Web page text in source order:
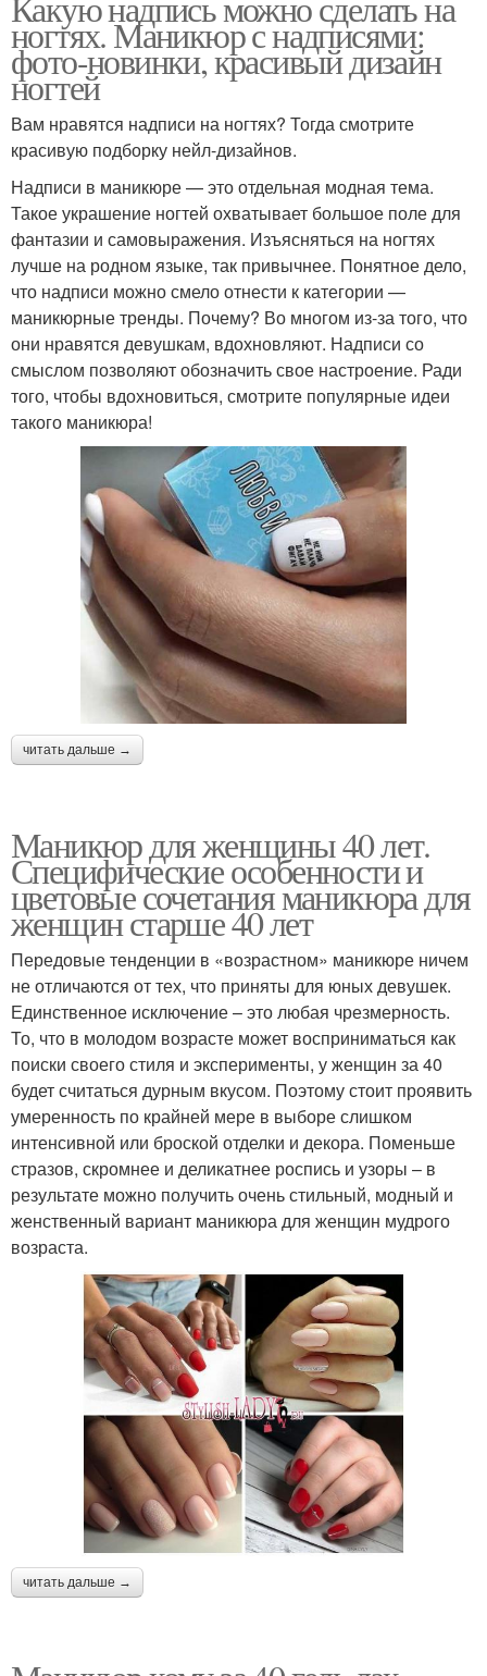
ногтях. Маникюр с надписями:
фото-новинки, красивый дизайн
ногтей
Вам нравятся надписи на ногтях? Тогда смотрите
красивую подборку нейл-дизайнов.
Надписи в маникюре — это отдельная модная тема.
Такое украшение ногтей охватывает большое поле для
фантазии и самовыражения. Изъясняться на ногтях
лучше на родном языке, так привычнее. Понятное дело,
что надписи можно смело отнести к категории —
маникюрные тренды. Почему? Во многом из-за того, что
они нравятся девушкам, вдохновляют. Надписи со
смыслом позволяют обозначить свое настроение. Ради
того, чтобы вдохновиться, смотрите популярные идеи
такого маникюра!
читать дальше →
Маникюр для женщины 40 лет.
Специфические особенности и
цветовые сочетания маникюра для
женщин старше 40 лет
Передовые тенденции в «возрастном» маникюре ничем
не отличаются от тех, что приняты для юных девушек.
Единственное исключение – это любая чрезмерность.
То, что в молодом возрасте может восприниматься как
поиски своего стиля и эксперименты, у женщин за 40
будет считаться дурным вкусом. Поэтому стоит проявить
умеренность по крайней мере в выборе слишком
интенсивной или броской отделки и декора. Поменьше
стразов, скромнее и деликатнее роспись и узоры – в
результате можно получить очень стильный, модный и
женственный вариант маникюра для женщин мудрого
возраста.
читать дальше →